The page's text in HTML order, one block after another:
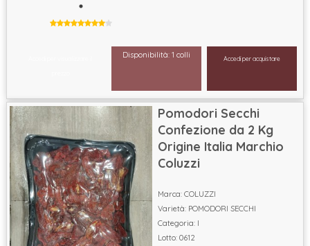
Disponibilità: 1 colli Accedi per acquistare
Pomodori Secchi
Confezione da 2 Kg
Origine Italia Marchio
Coluzzi
Marca: COLUZZI
Varietà: POMODORI SECCHI
Categoria: I
Lotto: 0612